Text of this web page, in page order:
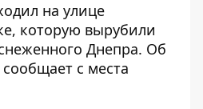
на улице
которую вырубили
Днепра. Об
сообщает с места